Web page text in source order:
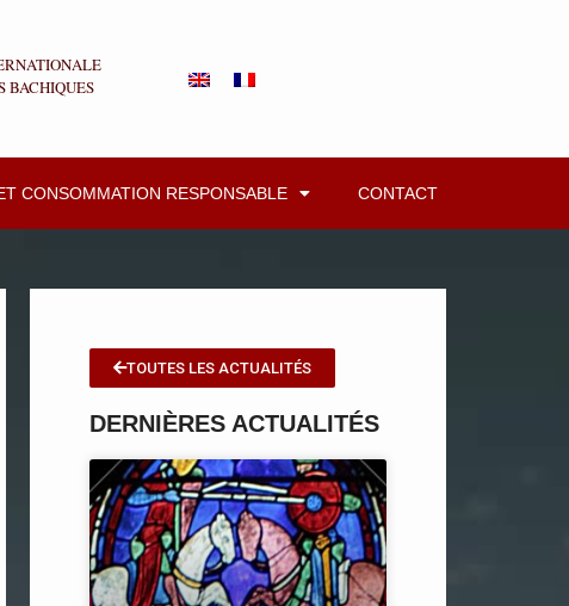
BACHIQUES
CONSOMMATION RESPONSABLE CONTACT
TOUTES LES ACTUALITÉS
DERNIÈRES ACTUALITÉS